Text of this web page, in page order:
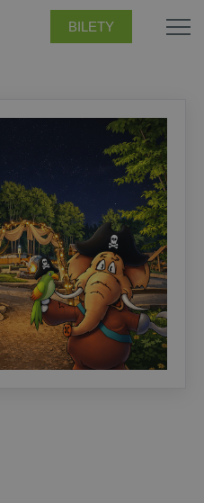
BILETY